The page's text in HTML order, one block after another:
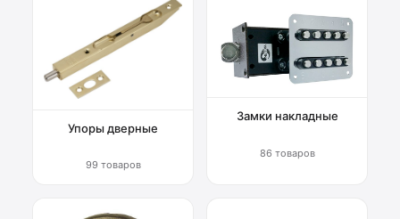
Упоры дверные
99 товаров
Замки накладные
86 товаров